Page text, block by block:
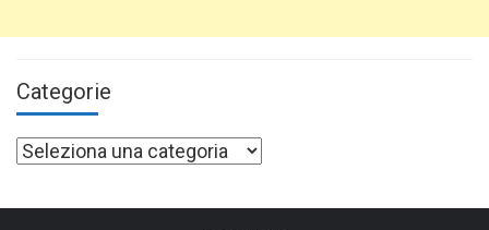
Categorie
Categorie